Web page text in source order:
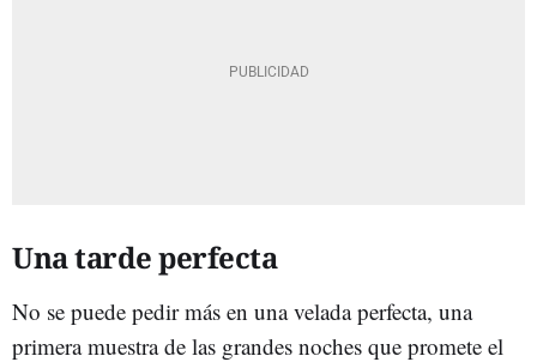
Una tarde perfecta
No se puede pedir más en una velada perfecta, una
primera muestra de las grandes noches que promete el